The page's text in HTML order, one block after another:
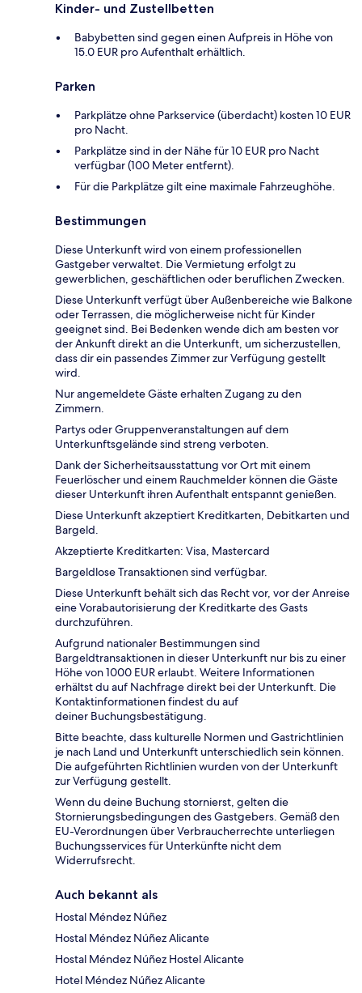
Kinder- und Zustellbetten
Babybetten sind gegen einen Aufpreis in Höhe von
15.0 EUR pro Aufenthalt erhältlich.
Parken
Parkplätze ohne Parkservice (überdacht) kosten 10 EUR
pro Nacht.
Parkplätze sind in der Nähe für 10 EUR pro Nacht
verfügbar (100 Meter entfernt).
Für die Parkplätze gilt eine maximale Fahrzeughöhe.
Bestimmungen
Diese Unterkunft wird von einem professionellen
Gastgeber verwaltet. Die Vermietung erfolgt zu
gewerblichen, geschäftlichen oder beruflichen Zwecken.
Diese Unterkunft verfügt über Außenbereiche wie Balkone
oder Terrassen, die möglicherweise nicht für Kinder
geeignet sind. Bei Bedenken wende dich am besten vor
der Ankunft direkt an die Unterkunft, um sicherzustellen,
dass dir ein passendes Zimmer zur Verfügung gestellt
wird.
Nur angemeldete Gäste erhalten Zugang zu den
Zimmern.
Partys oder Gruppenveranstaltungen auf dem
Unterkunftsgelände sind streng verboten.
Dank der Sicherheitsausstattung vor Ort mit einem
Feuerlöscher und einem Rauchmelder können die Gäste
dieser Unterkunft ihren Aufenthalt entspannt genießen.
Diese Unterkunft akzeptiert Kreditkarten, Debitkarten und
Bargeld.
Akzeptierte Kreditkarten: Visa, Mastercard
Bargeldlose Transaktionen sind verfügbar.
Diese Unterkunft behält sich das Recht vor, vor der Anreise
eine Vorabautorisierung der Kreditkarte des Gasts
durchzuführen.
Aufgrund nationaler Bestimmungen sind
Bargeldtransaktionen in dieser Unterkunft nur bis zu einer
Höhe von 1000 EUR erlaubt. Weitere Informationen
erhältst du auf Nachfrage direkt bei der Unterkunft. Die
Kontaktinformationen findest du auf
deiner Buchungsbestätigung.
Bitte beachte, dass kulturelle Normen und Gastrichtlinien
je nach Land und Unterkunft unterschiedlich sein können.
Die aufgeführten Richtlinien wurden von der Unterkunft
zur Verfügung gestellt.
Wenn du deine Buchung stornierst, gelten die
Stornierungsbedingungen des Gastgebers. Gemäß den
EU-Verordnungen über Verbraucherrechte unterliegen
Buchungsservices für Unterkünfte nicht dem
Widerrufsrecht.
Auch bekannt als
Hostal Méndez Núñez
Hostal Méndez Núñez Alicante
Hostal Méndez Núñez Hostel Alicante
Hotel Méndez Núñez Alicante